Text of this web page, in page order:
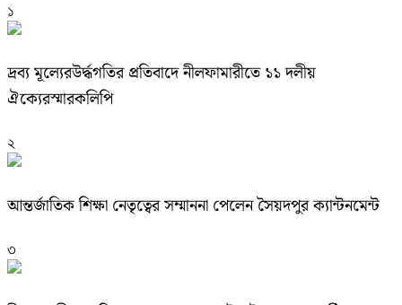
১
দ্রব্য মূল্যেরউর্দ্ধগতির প্রতিবাদে নীলফামারীতে ১১ দলীয়
ঐক্যেরস্মারকলিপি
২
আন্তর্জাতিক শিক্ষা নেতৃত্বের সম্মাননা পেলেন সৈয়দপুর ক্যান্টনমেন্ট
৩